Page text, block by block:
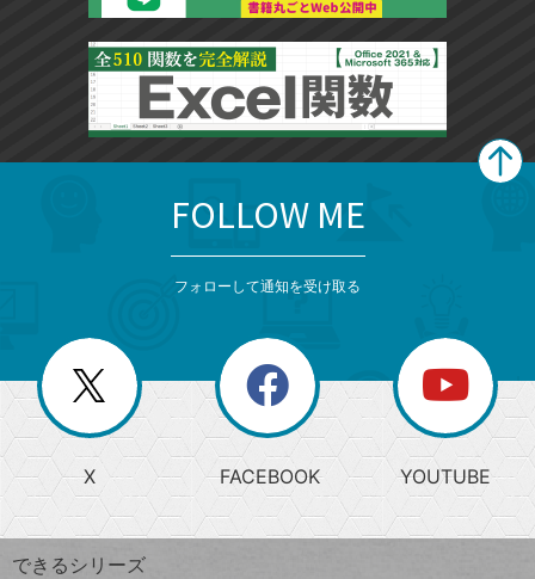
じ
る
search
検
索
上
昇
ワ
ー
閉
じ
る
ー
か
ら
探
す
FOLLOW ME
フォローして通知を受け取る
X FACEBOOK YOUTUBE
できるシリーズ